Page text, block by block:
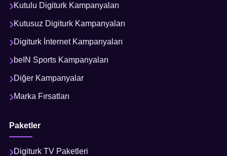
Kutulu Digiturk Kampanyaları
Kutusuz Digiturk Kampanyaları
Digiturk İnternet Kampanyaları
beIN Sports Kampanyaları
Diğer Kampanyalar
Marka Fırsatları
Paketler
Digiturk TV Paketleri